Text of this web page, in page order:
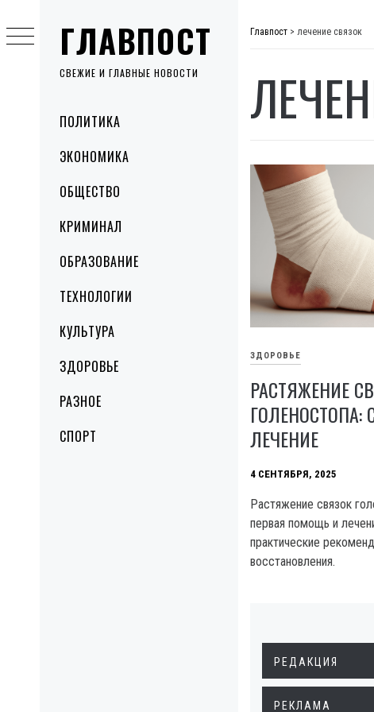
ГЛАВПОСТ
СВЕЖИЕ И ГЛАВНЫЕ НОВОСТИ
MenuПОЛИТИКА
ЭКОНОМИКА
ОБЩЕСТВО
КРИМИНАЛ
ОБРАЗОВАНИЕ
ТЕХНОЛОГИИ
КУЛЬТУРА
ЗДОРОВЬЕ
РАЗНОЕ
СПОРТ
to
content
Главпост > лечение связок
ЗДОРОВЬЕ
РАСТЯЖЕНИЕ
ЛЕЧЕНИЕ
4 СЕНТЯБРЯ, 2025
Растяжение связок
первая помощь и
практические
восстановления.
РЕДАКЦИЯ
РЕКЛАМА